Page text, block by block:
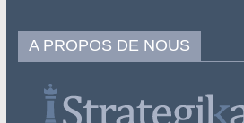
A PROPOS DE NOUS